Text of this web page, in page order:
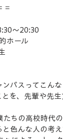
＝
〜20:30
ホール
パスってこんな
を、先輩や先生
ちの高校時代
色んな人の考